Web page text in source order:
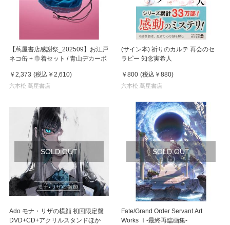
【蔦屋書店感謝祭_202509】お江戸
ネコ缶 + 巾着セット / 青山デカーボ
￥2,373 (税込 ￥2,610)
六本松 蔦屋書店
(サイン本) 祈りのカルテ 再会のセ
ラピー 知念実希人
￥800 (税込 ￥880)
六本松 蔦屋書店
SOLD OUT
Ado モナ・リザの横顔 初回限定盤
DVD+CD+アクリルスタンドほか
SOLD OUT
Fate/Grand Order Servant Art
Works Ⅰ-最終再臨画集-